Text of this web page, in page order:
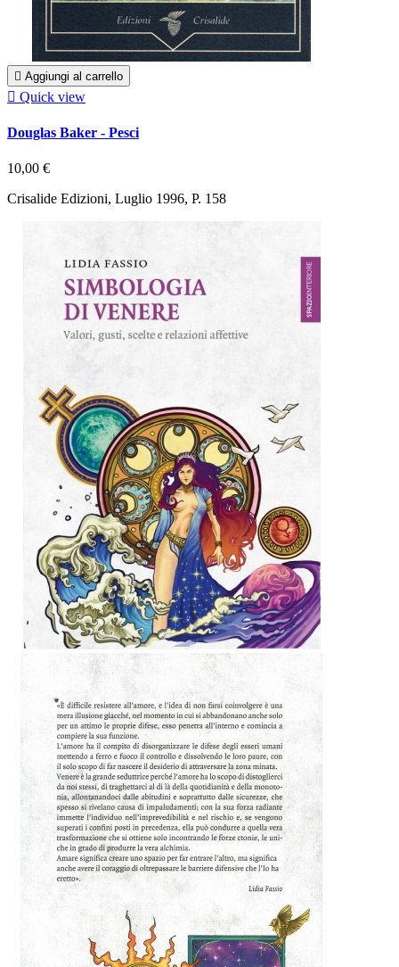
 Aggiungi al carrello
 Quick view
Douglas Baker - Pesci
10,00 €
Crisalide Edizioni, Luglio 1996, P. 158